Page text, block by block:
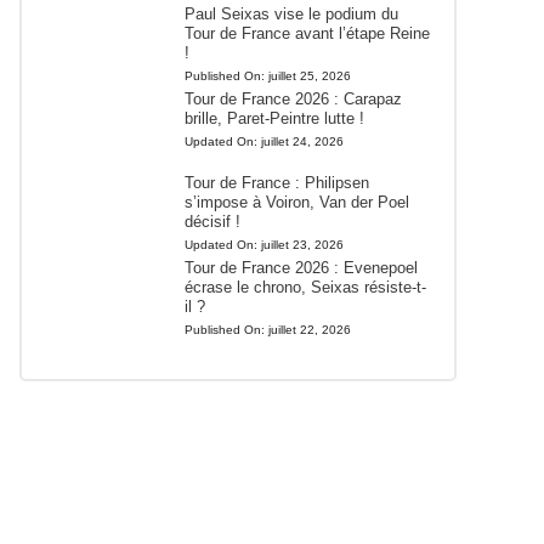
Paul Seixas vise le podium du
Tour de France avant l’étape Reine
!
Published On: juillet 25, 2026
Tour de France 2026 : Carapaz
brille, Paret-Peintre lutte !
Updated On: juillet 24, 2026
Tour de France : Philipsen
s’impose à Voiron, Van der Poel
décisif !
Updated On: juillet 23, 2026
Tour de France 2026 : Evenepoel
écrase le chrono, Seixas résiste-t-
il ?
Published On: juillet 22, 2026